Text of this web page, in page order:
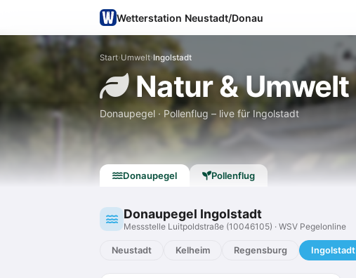
Wetterstation Neustadt/Donau
Start›Umwelt›Ingolstadt
Natur & Umwelt
Donaupegel · Pollenflug – live für Ingolstadt
Donaupegel Pollenflug
Donaupegel Ingolstadt
Messstelle Luitpoldstraße (10046105) · WSV Pegelonline
Neustadt Kelheim Regensburg Ingolstadt